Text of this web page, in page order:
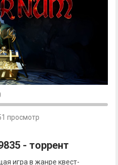
просмотр
- торрент
игра в жанре квест-